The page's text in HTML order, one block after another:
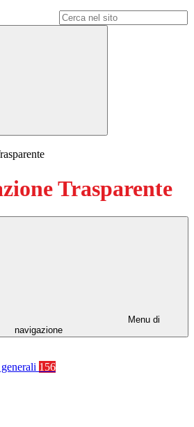
Trasparente
Menu di
navigazione
156